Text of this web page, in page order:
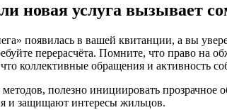
новая услуга вызывает
появилась в вашей квитанции, а вы
перерасчёта. Помните, что право на
коллективные обращения и активность
полезно инициировать прозрачное
и защищают интересы жильцов.